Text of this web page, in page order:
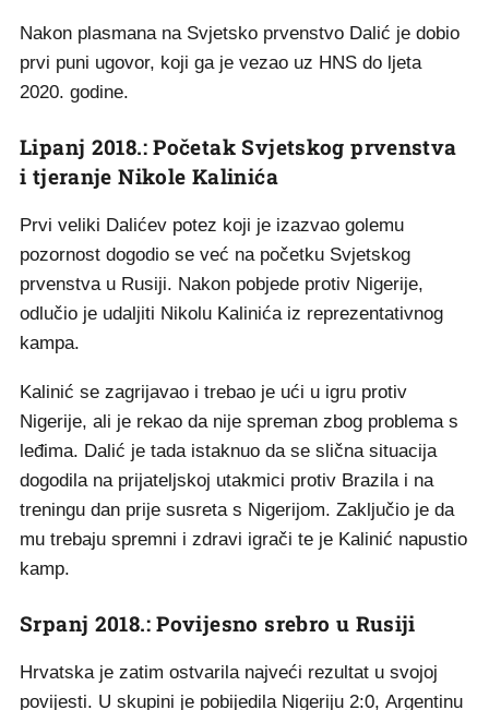
Nakon plasmana na Svjetsko prvenstvo Dalić je dobio
prvi puni ugovor, koji ga je vezao uz HNS do ljeta
2020. godine.
Lipanj 2018.: Početak Svjetskog prvenstva
i tjeranje Nikole Kalinića
Prvi veliki Dalićev potez koji je izazvao golemu
pozornost dogodio se već na početku Svjetskog
prvenstva u Rusiji. Nakon pobjede protiv Nigerije,
odlučio je udaljiti Nikolu Kalinića iz reprezentativnog
kampa.
Kalinić se zagrijavao i trebao je ući u igru protiv
Nigerije, ali je rekao da nije spreman zbog problema s
leđima. Dalić je tada istaknuo da se slična situacija
dogodila na prijateljskoj utakmici protiv Brazila i na
treningu dan prije susreta s Nigerijom. Zaključio je da
mu trebaju spremni i zdravi igrači te je Kalinić napustio
kamp.
Srpanj 2018.: Povijesno srebro u Rusiji
Hrvatska je zatim ostvarila najveći rezultat u svojoj
povijesti. U skupini je pobijedila Nigeriju 2:0, Argentinu